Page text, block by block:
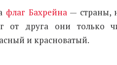
флаг Бахрейна— страны,
от друга они только
и красноватый.